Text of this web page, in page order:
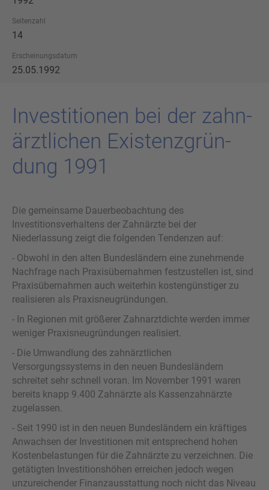
Seitenzahl
14
Erscheinungsdatum
25.05.1992
In­ves­ti­tio­nen bei der zahn­
ärzt­li­chen Exis­tenz­grün­
dung 1991
Die gemeinsame Dauerbeobachtung des
Investitionsverhaltens der Zahnärzte bei der
Niederlassung zeigt die folgenden Tendenzen auf:
- Obwohl in den alten Bundesländern eine zunehmende
Nachfrage nach Praxisübernahmen festzustellen ist, sind
Praxisübernahmen auch weiterhin kostengünstiger zu
realisieren als Praxisneugründungen.
- In Regionen mit größerer Zahnarztdichte werden immer
weniger Praxisneugründungen realisiert.
- Die Umwandlung des zahnärztlichen
Versorgungssystems in den neuen Bundesländern
schreitet sehr schnell voran. Im November 1991 waren
bereits knapp 9.400 Zahnärzte als Kassenzahnärzte
zugelassen.
- Seit 1990 ist in den neuen Bundesländern ein kräftiges
Anwachsen der Investitionen mit entsprechend hohen
Kostenbelastungen für die Zahnärzte zu verzeichnen. Die
getätigten Investitionshöhen erreichen jedoch wegen
unzureichender Finanzausstattung noch nicht das Niveau